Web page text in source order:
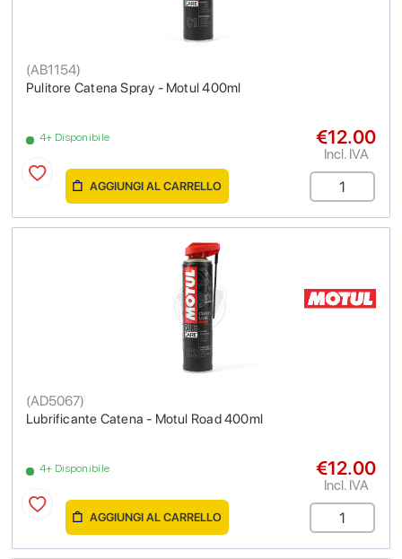
Pulitore Catena Spray - Motul 400ml
(AB1154)
4+ Disponibile €12.00
Incl. IVA
AGGIUNGI AL CARRELLO
Lubrificante Catena - Motul Road 400ml
(AD5067)
4+ Disponibile €12.00
Incl. IVA
AGGIUNGI AL CARRELLO